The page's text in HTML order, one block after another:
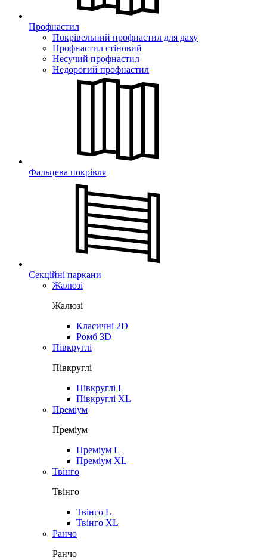
Профнастил
Покрівельний профнастил для даху
Профнастил стіновий
Несучий профнастил
Недорогий профнастил
Фальцева покрівля
Секційні паркани
Жалюзі
Жалюзі
Класичні 2D
Ромб 3D
Півкруглі
Півкруглі
Півкруглі L
Півкруглі XL
Преміум
Преміум
Преміум L
Преміум XL
Твінго
Твінго
Твінго L
Твінго XL
Ранчо
Ранчо